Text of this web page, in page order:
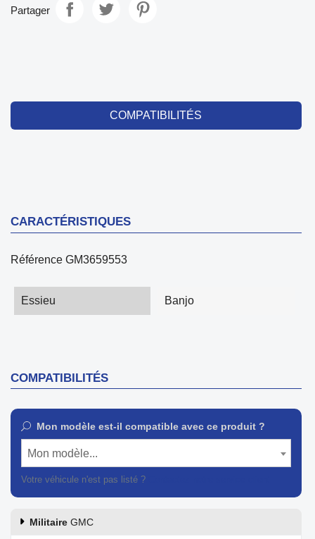
Partager
COMPATIBILITÉS
CARACTÉRISTIQUES
Référence GM3659553
Essieu Banjo
COMPATIBILITÉS
Mon modèle est-il compatible avec ce produit ?
Mon modèle...
Votre véhicule n'est pas listé ?
Militaire GMC